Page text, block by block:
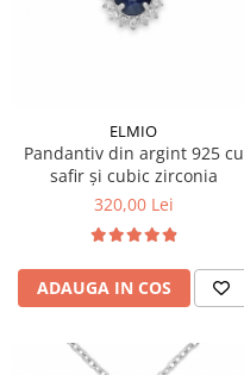
ELMIO
Pandantiv din argint 925 cu
safir și cubic zirconia
320,00 Lei
ADAUGA IN COS